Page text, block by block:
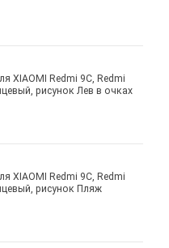
XIAOMI Redmi 9C, Redmi
рисунок Лев в очках
XIAOMI Redmi 9C, Redmi
рисунок Пляж